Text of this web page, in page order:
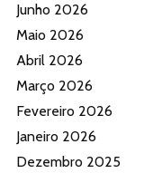
Junho 2026
Maio 2026
Abril 2026
Março 2026
Fevereiro 2026
Janeiro 2026
Dezembro 2025